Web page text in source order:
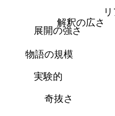
奇抜さ
実験的
物語の規模
展開の強さ
解釈の広さ